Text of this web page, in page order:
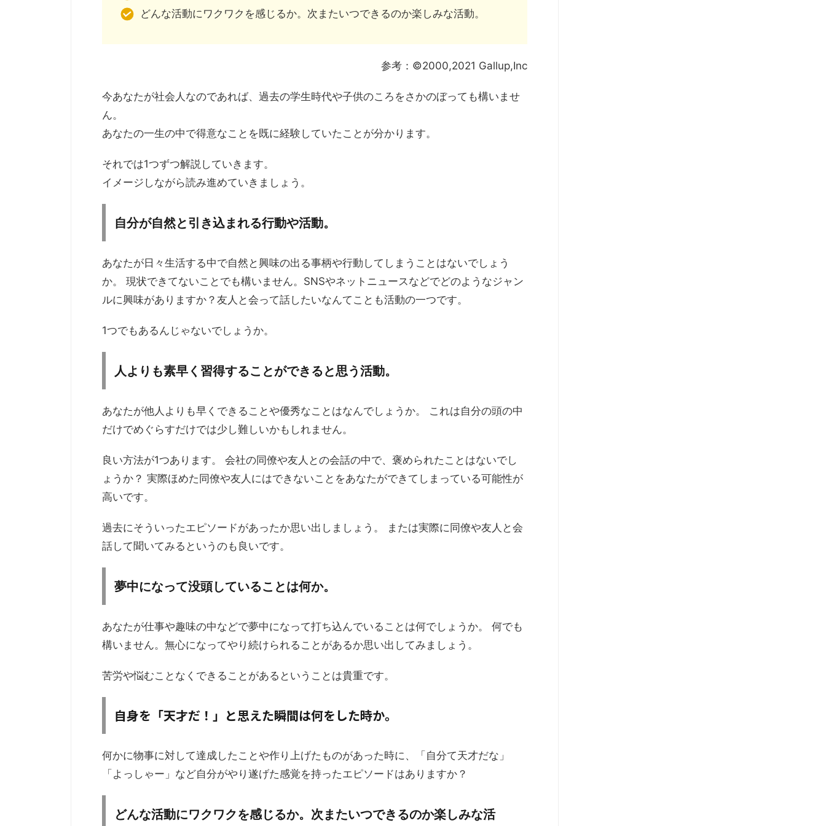
どんな活動にワクワクを感じるか。次またいつできるのか楽しみな活動。
参考：©2000,2021 Gallup,Inc
今あなたが社会人なのであれば、過去の学生時代や子供のころをさかのぼっても構いませ
ん。
あなたの一生の中で得意なことを既に経験していたことが分かります。
それでは1つずつ解説していきます。
イメージしながら読み進めていきましょう。
自分が自然と引き込まれる行動や活動。
あなたが日々生活する中で自然と興味の出る事柄や行動してしまうことはないでしょう
か。 現状できてないことでも構いません。SNSやネットニュースなどでどのようなジャン
ルに興味がありますか？友人と会って話したいなんてことも活動の一つです。
1つでもあるんじゃないでしょうか。
人よりも素早く習得することができると思う活動。
あなたが他人よりも早くできることや優秀なことはなんでしょうか。 これは自分の頭の中
だけでめぐらすだけでは少し難しいかもしれません。
良い方法が1つあります。 会社の同僚や友人との会話の中で、褒められたことはないでし
ょうか？ 実際ほめた同僚や友人にはできないことをあなたができてしまっている可能性が
高いです。
過去にそういったエピソードがあったか思い出しましょう。 または実際に同僚や友人と会
話して聞いてみるというのも良いです。
夢中になって没頭していることは何か。
あなたが仕事や趣味の中などで夢中になって打ち込んでいることは何でしょうか。 何でも
構いません。無心になってやり続けられることがあるか思い出してみましょう。
苦労や悩むことなくできることがあるということは貴重です。
自身を「天才だ！」と思えた瞬間は何をした時か。
何かに物事に対して達成したことや作り上げたものがあった時に、「自分て天才だな」
「よっしゃー」など自分がやり遂げた感覚を持ったエピソードはありますか？
どんな活動にワクワクを感じるか。次またいつできるのか楽しみな活